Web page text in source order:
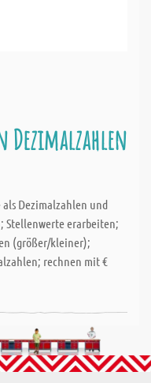
Dezimalzahlen
Dezimalzahlen und
Stellenwerte erarbeiten;
(größer/kleiner);
rechnen mit €